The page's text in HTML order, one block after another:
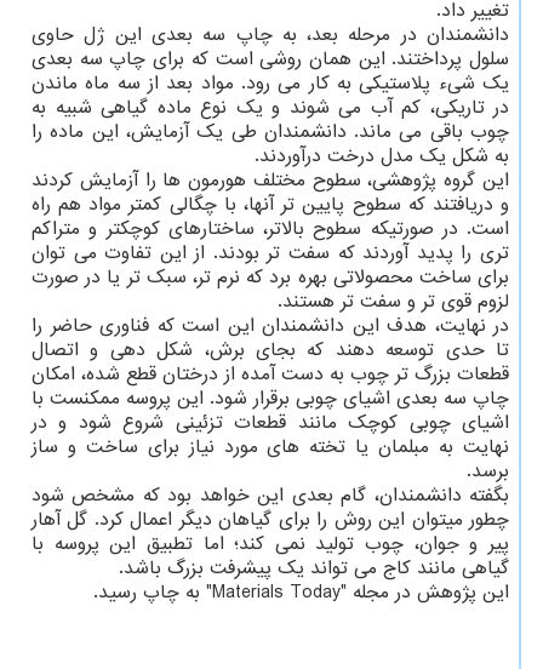
تغییر داد.
دانشمندان در مرحله بعد، به چاپ سه بعدی این ژل حاوی
سلول پرداختند. این همان روشی است که برای چاپ سه بعدی
یک شیء پلاستیکی به کار می رود. مواد بعد از سه ماه ماندن
در تاریکی، کم آب می شوند و یک نوع ماده گیاهی شبیه به
چوب باقی می ماند. دانشمندان طی یک آزمایش، این ماده را
به شکل یک مدل درخت درآوردند.
این گروه پژوهشی، سطوح مختلف هورمون ها را آزمایش کردند
و دریافتند که سطوح پایین تر آنها، با چگالی کمتر مواد هم راه
است. در صورتیکه سطوح بالاتر، ساختارهای کوچکتر و متراکم
تری را پدید آوردند که سفت تر بودند. از این تفاوت می توان
برای ساخت محصولاتی بهره برد که نرم تر، سبک تر یا در صورت
لزوم قوی تر و سفت تر هستند.
در نهایت، هدف این دانشمندان این است که فناوری حاضر را
تا حدی توسعه دهند که بجای برش، شکل دهی و اتصال
قطعات بزرگ تر چوب به دست آمده از درختان قطع شده، امکان
چاپ سه بعدی اشیای چوبی برقرار شود. این پروسه ممکنست با
اشیای چوبی کوچک مانند قطعات تزئینی شروع شود و در
نهایت به مبلمان یا تخته های مورد نیاز برای ساخت و ساز
برسد.
بگفته دانشمندان، گام بعدی این خواهد بود که مشخص شود
چطور میتوان این روش را برای گیاهان دیگر اعمال کرد. گل آهار
پیر و جوان، چوب تولید نمی کند؛ اما تطبیق این پروسه با
گیاهی مانند کاج می تواند یک پیشرفت بزرگ باشد.
این پژوهش در مجله "Materials Today" به چاپ رسید.